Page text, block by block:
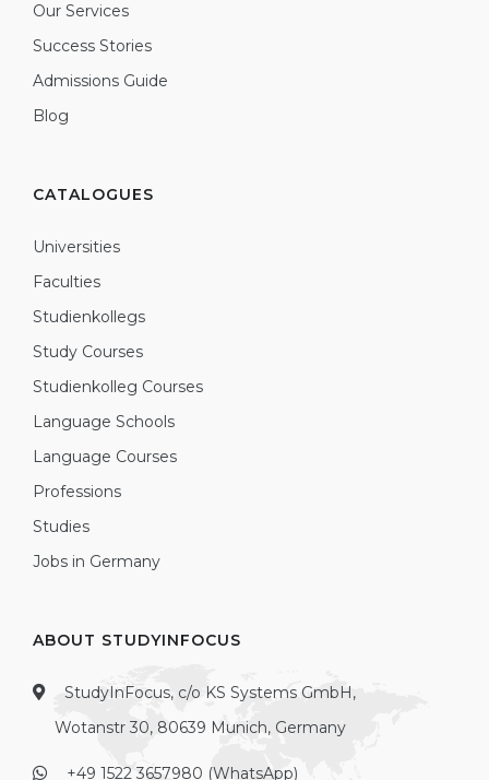
Our Services
Success Stories
Admissions Guide
Blog
CATALOGUES
Universities
Faculties
Studienkollegs
Study Courses
Studienkolleg Courses
Language Schools
Language Courses
Professions
Studies
Jobs in Germany
ABOUT STUDYINFOCUS
StudyInFocus, c/o KS Systems GmbH,
Wotanstr 30, 80639 Munich, Germany
+49 1522 3657980 (WhatsApp)